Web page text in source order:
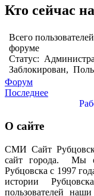
Кто сейчас
Всего
форуме
Статус:
Заблокирован,
Форум
Последнее
О сайте
СМИ Сайт
сайт города. Мы
Рубцовска с 1997
истории
пользователей